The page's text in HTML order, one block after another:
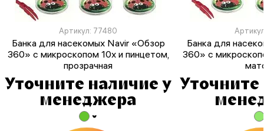
Артикул: 77480
Банка для насекомых Navir «Обзор
360» с микроскопом 10x и пинцетом,
прозрачная
Уточните наличие у
менеджера
Банка для
360» с
Уточните